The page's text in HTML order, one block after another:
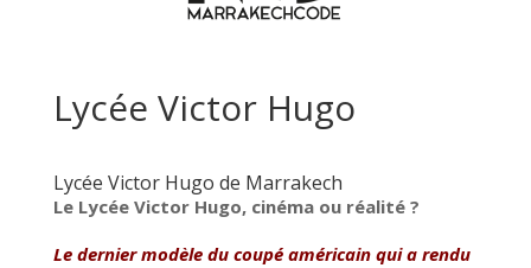
Lycée Victor Hugo
Lycée Victor Hugo de Marrakech
Le Lycée Victor Hugo, cinéma ou réalité ?
Le dernier modèle du coupé américain qui a rendu